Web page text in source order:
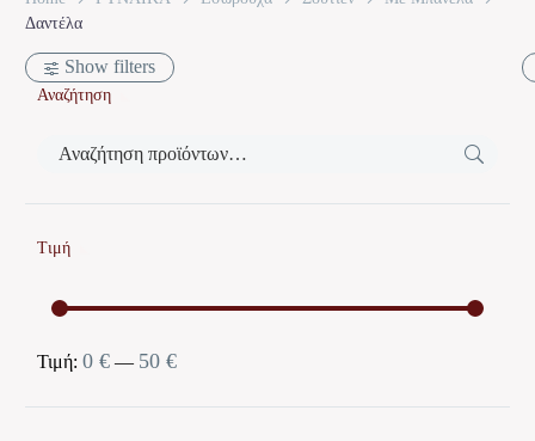
Δαντέλα
Show filters
Αναζήτηση
Τιμή
Ελάχιστη
Μέγιστη
Τιμή: 0 € — 50 €